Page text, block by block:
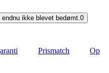
endnu ikke blevet bedømt.0
Prismatch
Op